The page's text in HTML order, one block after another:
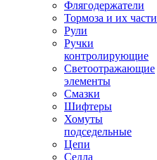
Флягодержатели
Тормоза и их части
Рули
Ручки
контролирующие
Светоотражающие
элементы
Смазки
Шифтеры
Хомуты
подседельные
Цепи
Седла